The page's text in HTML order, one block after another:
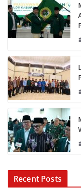
Recent Posts